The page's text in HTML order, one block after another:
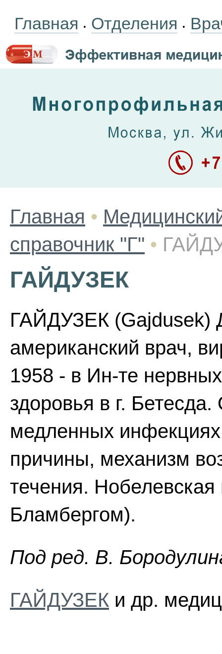
Главная • Отделения •
Главная •
справочник "Г" •
ГАЙДУЗЕК
ГАЙДУЗЕК (Gajdusek)
американский врач,
1958 - в Ин-те
здоровья в г.
медленных
причины, механизм
течения.
Бламбергом).
Пoд peд. B.
ГАЙДУЗЕК и др.